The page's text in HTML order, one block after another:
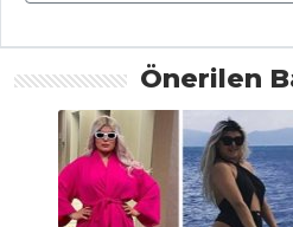
Balık Yemekleri
Tüm Tarifleri
ÇORBALAR
Cevizli Enginar
Önerilen